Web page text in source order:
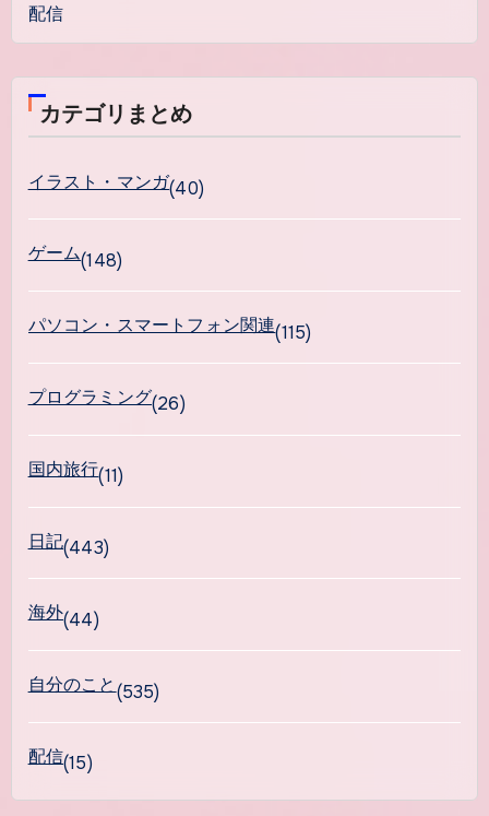
配信
カテゴリまとめ
イラスト・マンガ(40)
ゲーム(148)
パソコン・スマートフォン関連(115)
プログラミング(26)
国内旅行(11)
日記(443)
海外(44)
自分のこと(535)
配信(15)